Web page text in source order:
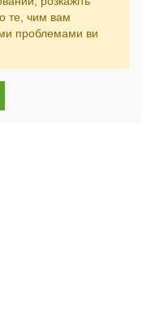
те, чим вам
проблемами ви